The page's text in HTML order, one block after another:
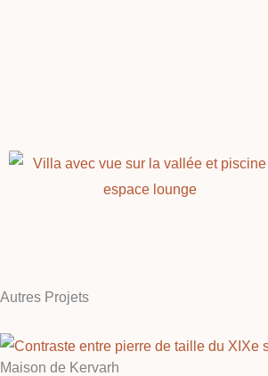
Autres Projets
Maison de Kervarh